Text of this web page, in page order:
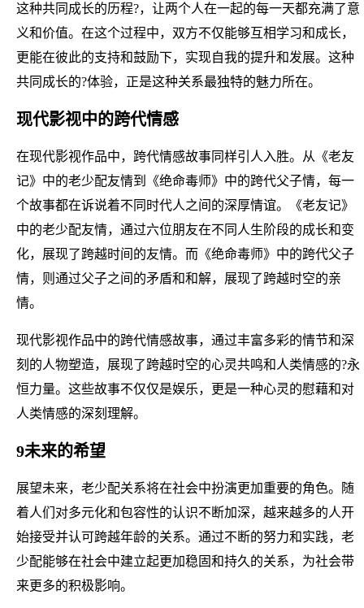
这种共同成长的历程?，让两个人在一起的每一天都充满了意
义和价值。在这个过程中，双方不仅能够互相学习和成长，
更能在彼此的支持和鼓励下，实现自我的提升和发展。这种
共同成长的?体验，正是这种关系最独特的魅力所在。
现代影视中的跨代情感
在现代影视作品中，跨代情感故事同样引人入胜。从《老友
记》中的老少配友情到《绝命毒师》中的跨代父子情，每一
个故事都在诉说着不同时代人之间的深厚情谊。《老友记》
中的老少配友情，通过六位朋友在不同人生阶段的成长和变
化，展现了跨越时间的友情。而《绝命毒师》中的跨代父子
情，则通过父子之间的矛盾和和解，展现了跨越时空的亲
情。
现代影视作品中的跨代情感故事，通过丰富多彩的情节和深
刻的人物塑造，展现了跨越时空的心灵共鸣和人类情感的?永
恒力量。这些故事不仅仅是娱乐，更是一种心灵的慰藉和对
人类情感的深刻理解。
9未来的希望
展望未来，老少配关系将在社会中扮演更加重要的角色。随
着人们对多元化和包容性的认识不断加深，越来越多的人开
始接受并认可跨越年龄的关系。通过不断的努力和实践，老
少配能够在社会中建立起更加稳固和持久的关系，为社会带
来更多的积极影响。